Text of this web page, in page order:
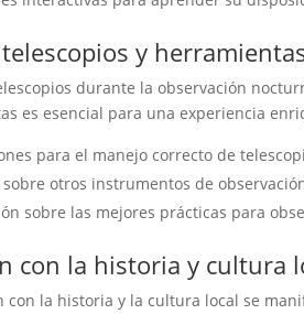
y
durante la observación
es esencial para una experiencia
para el manejo correcto de
sobre otros instrumentos de
sobre las mejores prácticas para
con la historia y cultura
con la historia y la cultura local se